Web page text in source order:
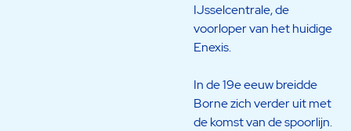
IJsselcentrale, de
voorloper van het huidige
Enexis.
In de 19e eeuw breidde
Borne zich verder uit met
de komst van de spoorlijn.